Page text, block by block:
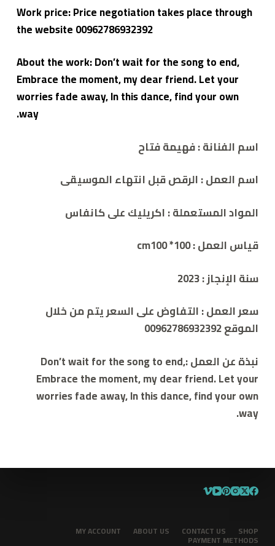
Work price: Price negotiation takes place through
the website 00962786932392
About the work: Don’t wait for the song to end,
Embrace the moment, my dear friend. Let your
worries fade away, In this dance, find your own
way.
اسم الفنانة : فهيمة فتاح
اسم العمل : الرقص قبل انتهاء الموسيقى
المواد المستعملة :اكريليك على كانفاس
قياس العمل : 100* cm100
سنة الإنجاز :2023
سعر العمل :التفاوض على السعر يتم من خلال
الموقع 00962786932392
نبذة عن العمل:
Don’t wait for the song to end,
Embrace the moment, my dear friend. Let your
worries fade away, In this dance, find your own
way.
SHOP
CONTACT US
ABOUT US
MY ACCOUNT
PAYMENT METHODS